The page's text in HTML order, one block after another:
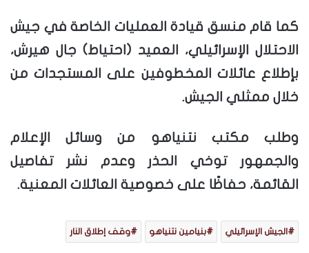
كما قام منسق قيادة العمليات الخاصة في جيش
الاحتلال الإسرائيلي، العميد (احتياط) جال هيرش،
بإطلاع عائلات المخطوفين على المستجدات من
خلال ممثلي الجيش.
وطلب مكتب نتنياهو من وسائل الإعلام
والجمهور توخي الحذر وعدم نشر تفاصيل
القائمة، حفاظًا على خصوصية العائلات المعنية.
الجيش الإسرائيلي بنيامين نتنياهو وقف إطلاق النار